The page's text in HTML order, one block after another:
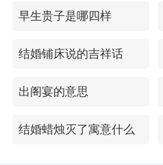
早生贵子是哪四样
结婚铺床说的吉祥话
出阁宴的意思
结婚蜡烛灭了寓意什么